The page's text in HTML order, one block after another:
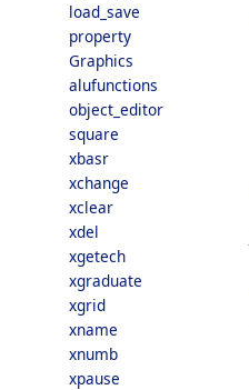
load_save
property
Graphics
alufunctions
object_editor
square
xbasr
xchange
xclear
xdel
xgetech
xgraduate
xgrid
xname
xnumb
xpause